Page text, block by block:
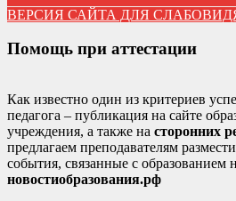
ВЕРСИЯ САЙТА ДЛЯ
Помощь при аттестации
Как известно один из критериев
педагога – публикация на сайте
учреждения, а также на сторонних
предлагаем преподавателям
события, связанные с образованием
новостиобразования.рф